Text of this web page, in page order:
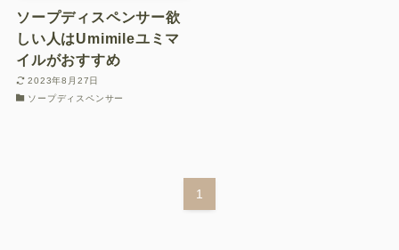
子どもを守る
子どもとあそぶ・学ぶ
おもいでを残す
お問い合わせフォーム
ソープディスペンサー欲
しい人はUmimileユミマ
イルがおすすめ
2023年8月27日
ソープディスペンサー
1